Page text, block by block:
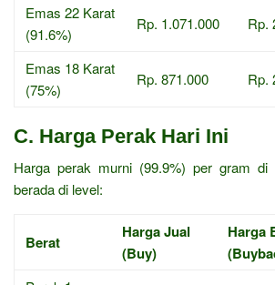
Emas 22 Karat
(91.6%)
Rp. 1.071.000 Rp.
Emas 18 Karat
(75%)
Rp. 871.000 Rp.
C. Harga Perak Hari Ini
Harga perak murni (99.9%) per gram di
berada di level:
Berat
Harga Jual
(Buy)
Harga